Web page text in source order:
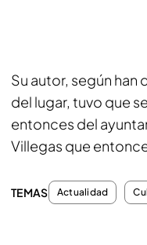
Su autor, según
del lugar, tuvo que
entonces del
Villegas que
TEMAS Actualidad